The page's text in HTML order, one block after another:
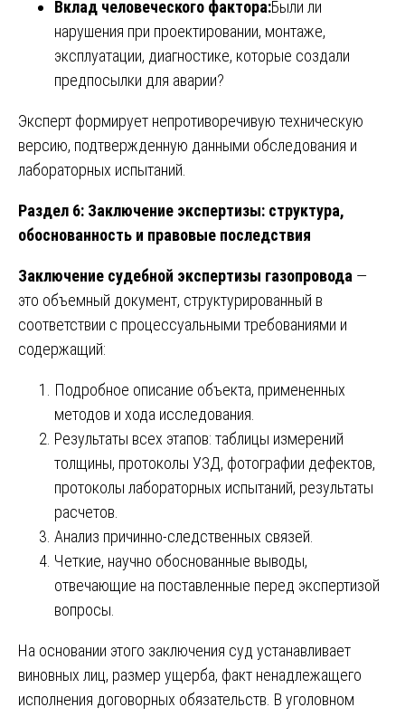
Вклад человеческого фактора:Были ли
нарушения при проектировании, монтаже,
эксплуатации, диагностике, которые создали
предпосылки для аварии?
Эксперт формирует непротиворечивую техническую
версию, подтвержденную данными обследования и
лабораторных испытаний.
Раздел 6: Заключение экспертизы: структура,
обоснованность и правовые последствия
Заключение судебной экспертизы газопровода —
это объемный документ, структурированный в
соответствии с процессуальными требованиями и
содержащий:
Подробное описание объекта, примененных
методов и хода исследования.
Результаты всех этапов: таблицы измерений
толщины, протоколы УЗД, фотографии дефектов,
протоколы лабораторных испытаний, результаты
расчетов.
Анализ причинно-следственных связей.
Четкие, научно обоснованные выводы,
отвечающие на поставленные перед экспертизой
вопросы.
На основании этого заключения суд устанавливает
виновных лиц, размер ущерба, факт ненадлежащего
исполнения договорных обязательств. В уголовном